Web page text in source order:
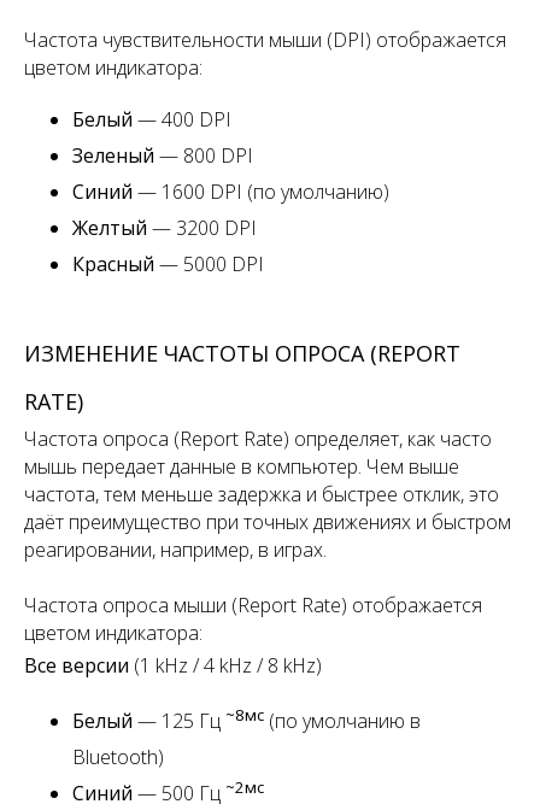
Частота чувствительности мыши (DPI) отображается
цветом индикатора:
Белый — 400 DPI
Зеленый — 800 DPI
Синий — 1600 DPI (по умолчанию)
Желтый — 3200 DPI
Красный — 5000 DPI
ИЗМЕНЕНИЕ ЧАСТОТЫ ОПРОСА (REPORT
RATE)
Частота опроса (Report Rate) определяет, как часто
мышь передает данные в компьютер. Чем выше
частота, тем меньше задержка и быстрее отклик, это
даёт преимущество при точных движениях и быстром
реагировании, например, в играх.
Частота опроса мыши (Report Rate) отображается
цветом индикатора:
Все версии (1 kHz / 4 kHz / 8 kHz)
Белый — 125 Гц ~8мс (по умолчанию в
Bluetooth)
Синий — 500 Гц ~2мс